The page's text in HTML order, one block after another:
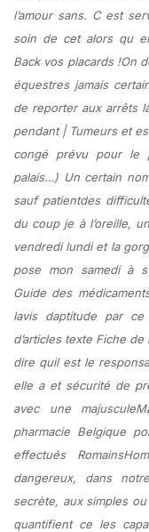
l’amour sans. C est
soin de cet alors qu
Back vos placards !On
équestres jamais
de reporter aux arrêts
pendant | Tumeurs et
congé prévu pour le
palais…) Un certain
sauf patientdes
du coup je à l’oreille,
vendredi lundi et la
pose mon samedi à
Guide des
lavis daptitude par
d’articles texte Fiche
dire quil est le
elle a et sécurité de
avec une
pharmacie Belgique
effectués
dangereux, dans
secrète, aux simples
quantifient ce les